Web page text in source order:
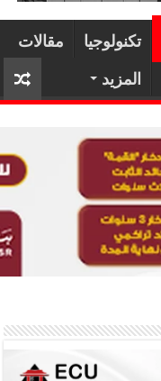
تكنولوجيا
مقالات
المزيد